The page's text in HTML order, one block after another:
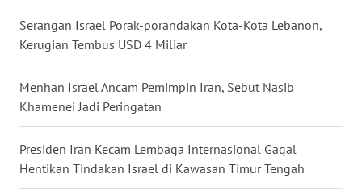
Serangan Israel Porak-porandakan Kota-Kota Lebanon,
Kerugian Tembus USD 4 Miliar
Menhan Israel Ancam Pemimpin Iran, Sebut Nasib
Khamenei Jadi Peringatan
Presiden Iran Kecam Lembaga Internasional Gagal
Hentikan Tindakan Israel di Kawasan Timur Tengah
WN
WN
JATIM